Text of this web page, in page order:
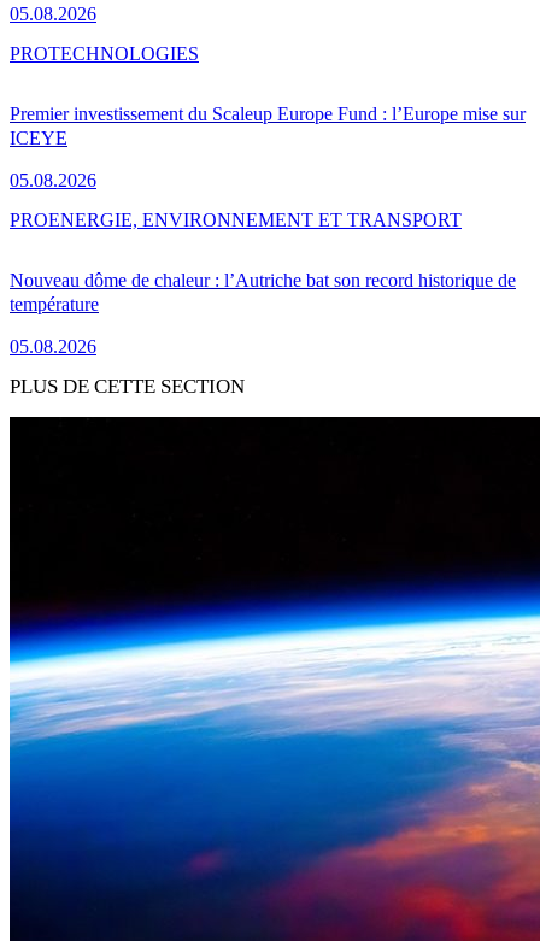
05.08.2026
Premier investissement du Scaleup Europe Fund : l’Europe mise sur
ICEYE
05.08.2026
PROTECHNOLOGIES
Nouveau dôme de chaleur : l’Autriche bat son record historique de
température
05.08.2026
PROENERGIE, ENVIRONNEMENT ET TRANSPORT
PLUS DE CETTE SECTION